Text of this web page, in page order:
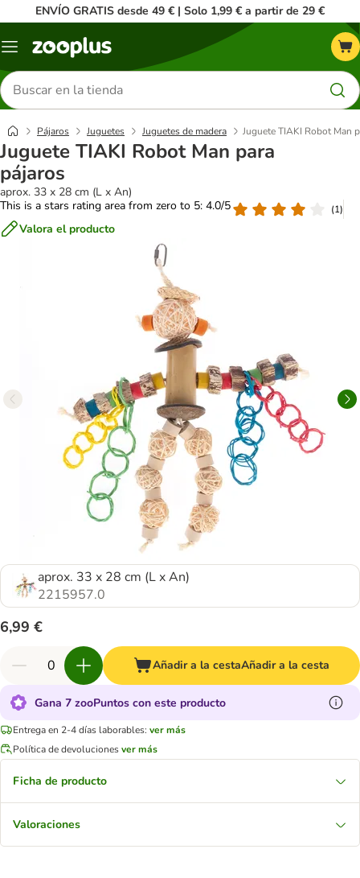
ENVÍO GRATIS desde 49 € | Solo 1,99 € a partir de 29 €
Menú
Buscar
productos
Pájaros Juguetes Juguetes de madera Juguete TIAKI Robot Man
Juguete TIAKI Robot Man para
pájaros
aprox. 33 x 28 cm (L x An)
This is a stars rating area from zero to 5: 4.0/5
(1)
Valora el producto
aprox. 33 x 28 cm (L x An)
2215957.0
6,99 €
Añadir a la cestaAñadir a la cesta
Gana 7 zooPuntos con este producto
Entrega en 2-4 días laborables: ver más
Política de devolucionesver más
Ficha de producto
Valoraciones